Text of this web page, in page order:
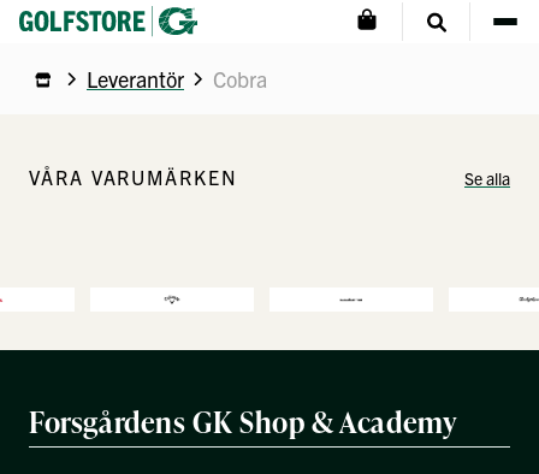
Leverantör Cobra
VÅRA VARUMÄRKEN Se alla
Forsgårdens GK Shop & Academy